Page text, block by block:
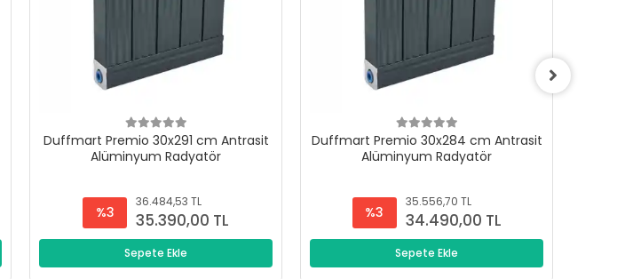
Duffmart Premio 30x291 cm Antrasit
Alüminyum Radyatör
%3
36.484,53 TL
35.390,00 TL
Sepete Ekle
Duffmart Premio 30x284 cm Antrasit
Alüminyum Radyatör
%3
35.556,70 TL
34.490,00 TL
Sepete Ekle